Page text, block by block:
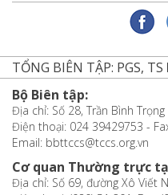
TỔNG BIÊN TẬP: PGS, TS
Bộ Biên tập:
Địa chỉ: Số 28, Trần Bình
Điện thoại: 024 39429753 -
Email: bbttccs@tccs.org.vn
Cơ quan Thường trực
Địa chỉ: Số 69, đường Xô Viết